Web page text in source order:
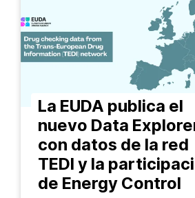
de consumo de drogas
constantemente. También…
La EUDA publica el
nuevo Data
con datos de la red
TEDI y la
de Energy Control